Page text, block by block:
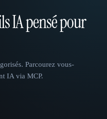
IA pensé pour
Parcourez vous-
IA via MCP.